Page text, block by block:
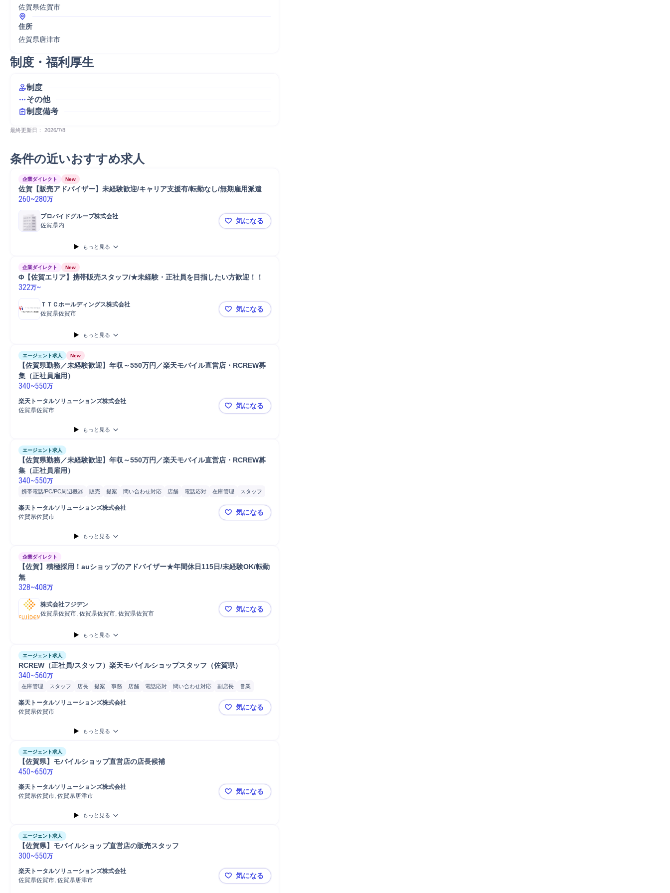
佐賀県佐賀市
住所
佐賀県唐津市
制度・福利厚生
制度
その他
制度備考
最終更新日： 2026/7/8
条件の近いおすすめ求人
企業ダイレクト New
佐賀【販売アドバイザー】未経験歓迎/キャリア支援有/転勤なし/無期雇用派遣
260~280万
プロバイドグループ株式会社
佐賀県内
佐賀【販売アドバイザー】未経験歓迎/キャリア支援有/転勤なし/無期雇用派遣
気になる
もっと見る
企業ダイレクト New
Φ【佐賀エリア】携帯販売スタッフ/★未経験・正社員を目指したい方歓迎！！
322万~
ＴＴＣホールディングス株式会社
佐賀県佐賀市
Φ【佐賀エリア】携帯販売スタッフ/★未経験・正社員を目指したい方歓迎！！
気になる
もっと見る
エージェント求人 New
【佐賀県勤務／未経験歓迎】年収～550万円／楽天モバイル直営店・RCREW募
集（正社員雇用）
340~550万
楽天トータルソリューションズ株式会社
佐賀県佐賀市
【佐賀県勤務／未経験歓迎】年収～550万円／楽天モバイル直営店・RCREW募集（正社員雇用）
気になる
もっと見る
エージェント求人
【佐賀県勤務／未経験歓迎】年収～550万円／楽天モバイル直営店・RCREW募
340~550万
携帯電話/PC/PC周辺機器 販売 提案 問い合わせ対応 店舗 電話応対 在庫管理 スタッフ
楽天トータルソリューションズ株式会社
佐賀県佐賀市
【佐賀県勤務／未経験歓迎】年収～550万円／楽天モバイル直営店・RCREW募集（正社員雇用）
気になる
もっと見る
企業ダイレクト
【佐賀】積極採用！auショップのアドバイザー★年間休日115日/未経験OK/転勤
無
328~408万
株式会社フジデン
佐賀県佐賀市, 佐賀県佐賀市, 佐賀県佐賀市
【佐賀】積極採用！auショップのアドバイザー★年間休日115日/未経験OK/転勤無
気になる
もっと見る
エージェント求人
RCREW（正社員/スタッフ）楽天モバイルショップスタッフ（佐賀県）
340~560万
在庫管理 スタッフ 店長 提案 事務 店舗 電話応対 問い合わせ対応 副店長 営業
楽天トータルソリューションズ株式会社
佐賀県佐賀市
RCREW（正社員/スタッフ）楽天モバイルショップスタッフ（佐賀県）
気になる
もっと見る
エージェント求人
【佐賀県】モバイルショップ直営店の店長候補
450~650万
楽天トータルソリューションズ株式会社
佐賀県佐賀市, 佐賀県唐津市
【佐賀県】モバイルショップ直営店の店長候補
気になる
もっと見る
エージェント求人
【佐賀県】モバイルショップ直営店の販売スタッフ
300~550万
楽天トータルソリューションズ株式会社
佐賀県佐賀市, 佐賀県唐津市
【佐賀県】モバイルショップ直営店の販売スタッフ
気になる